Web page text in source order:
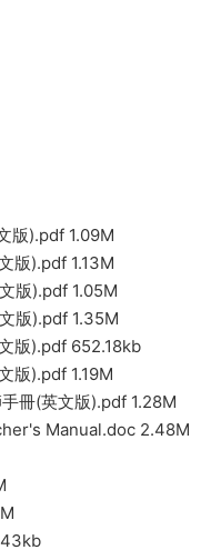
270.00kb
163.50kb